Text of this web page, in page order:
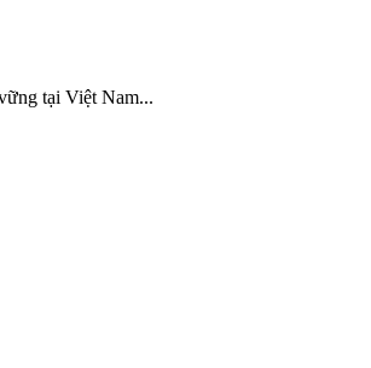
tại Việt Nam...